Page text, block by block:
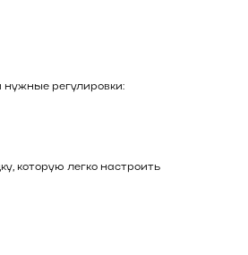
регулировки:
которую легко настроить